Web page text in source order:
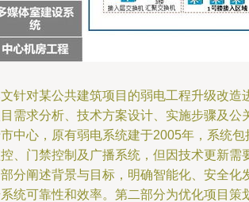
针对某公共建筑项目的弱电工程升级改造
需求分析、技术方案设计、实施步骤及公
中心，原有弱电系统建于2005年，系统
、门禁控制及广播系统，但因技术更新需
分阐述背景与目标，明确智能化、安全化
统可靠性和效率。第二部分为优化项目策